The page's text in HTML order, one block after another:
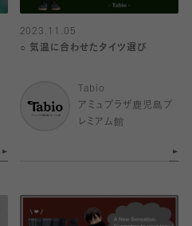
2023.11.05
○ 気温に合わせたタイツ選び
Tabio
アミュプラザ鹿児島プ
レミアム館